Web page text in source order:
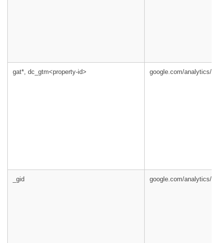
gat*, dc_gtm<property-id> google.com/analytics/
_gid google.com/analytics/